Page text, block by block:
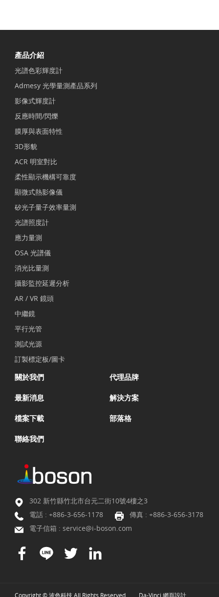
產品介紹
光譜色彩輝度計
Admesy 光學量測產品系列
影像式輝度計
反應時間/閃爍
膜厚與表面特性
3D形貌
ACR 明室對比
柔性顯示機構可靠度
顯微式熱影像儀
矽光子量子效率量測
光譜照度計
應力量測
OSA 光譜儀
消光比量測
攝影監控延遲分析
AR / VR 鏡頭
中繼鏡
平行光管
測試光源
訂製標定板/圖卡
關於我們 代理品牌
最新消息 解決方案
檔案下載 部落格
聯絡我們
302 新竹縣竹北市台元二街10號4樓之3
電話 : +886-3-656-1178
傳真 : +886-3-656-3178
電子信箱 : service@i-boson.com
Copyright © 波色科技 All Rights Reserved. Da-Vinci 網頁設計